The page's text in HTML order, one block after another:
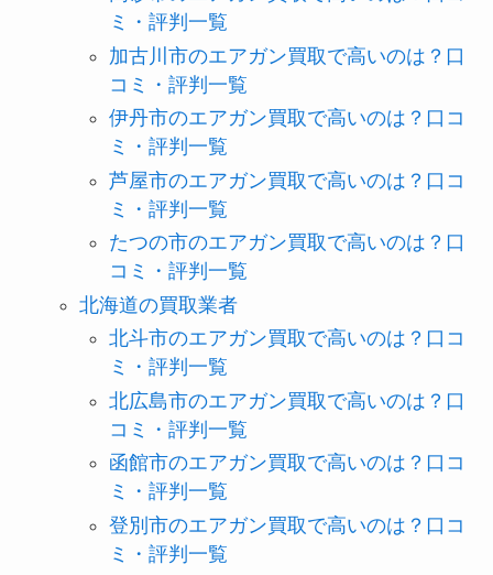
ミ・評判一覧
加古川市のエアガン買取で高いのは？口
コミ・評判一覧
伊丹市のエアガン買取で高いのは？口コ
ミ・評判一覧
芦屋市のエアガン買取で高いのは？口コ
ミ・評判一覧
たつの市のエアガン買取で高いのは？口
コミ・評判一覧
北海道の買取業者
北斗市のエアガン買取で高いのは？口コ
ミ・評判一覧
北広島市のエアガン買取で高いのは？口
コミ・評判一覧
函館市のエアガン買取で高いのは？口コ
ミ・評判一覧
登別市のエアガン買取で高いのは？口コ
ミ・評判一覧